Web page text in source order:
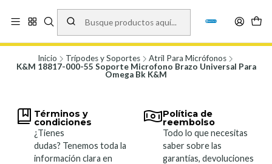
Vísita nuestro local en Los Agustinos 5478, Ñuñoa. Lunes a Viernes 9.30 a
19.00, Sábados 10:00 a 19:00 y Domingos de 10:00 a 17:00
Inicio Trípodes y Soportes
Atril Para Micrófonos
K&M 18817-000-55 Soporte Microfono Brazo Universal Para
Omega Bk K&M
Términos y
condiciones
¿Tienes
dudas? Tenemos toda la
información clara en
Política de
reembolso
Todo lo que necesitas
saber sobre las
garantías, devoluciones